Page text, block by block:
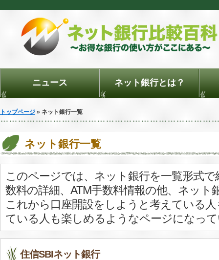
ニュース ネット銀行とは？
トップページ » ネット銀行一覧
ネット銀行一覧
このページでは、ネット銀行を一覧形式
数料の詳細、ATM手数料情報の他、ネット
これから口座開設をしようと考えている
ている人も楽しめるようなページになっ
住信SBIネット銀行